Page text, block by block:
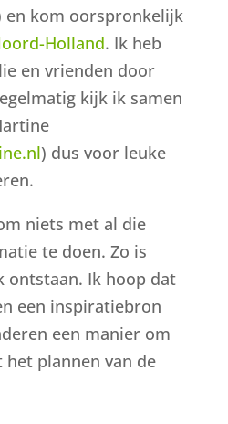
en kom oorspronkelijk
Holland. Ik heb
en vrienden door
kijk ik samen
) dus voor leuke
niets met al die
te doen. Zo is
ontstaan. Ik hoop dat
een inspiratiebron
een manier om
plannen van de